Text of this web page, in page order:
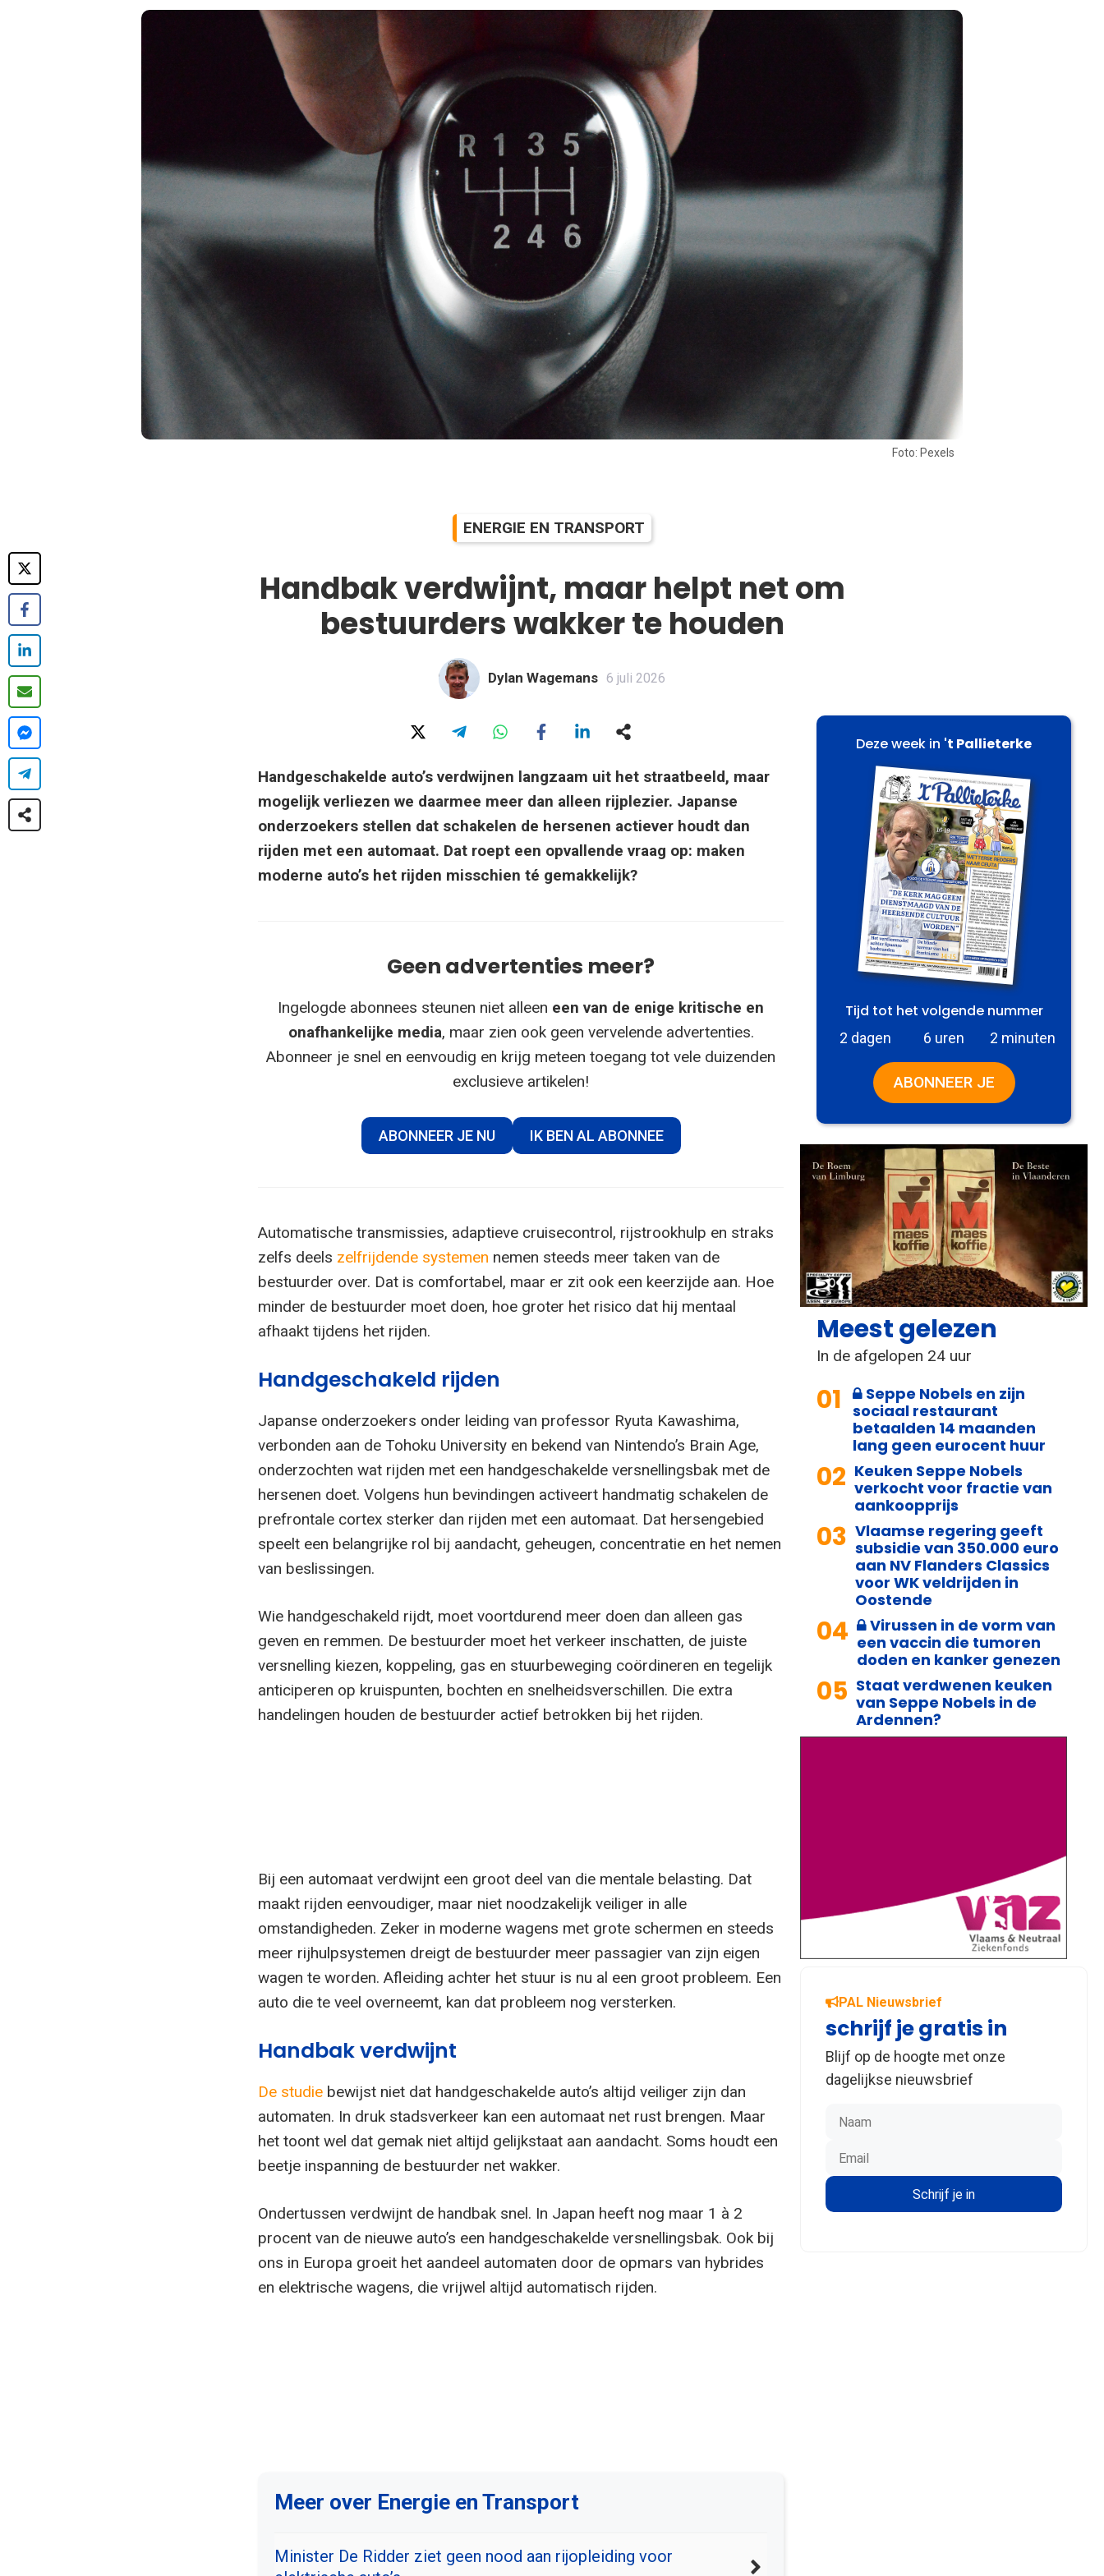
Foto: Pexels
ENERGIE EN TRANSPORT
Handbak verdwijnt, maar helpt net om
bestuurders wakker te houden
Dylan Wagemans 6 juli 2026
Handgeschakelde auto’s verdwijnen langzaam uit het straatbeeld, maar
mogelijk verliezen we daarmee meer dan alleen rijplezier. Japanse
onderzoekers stellen dat schakelen de hersenen actiever houdt dan
rijden met een automaat. Dat roept een opvallende vraag op: maken
moderne auto’s het rijden misschien té gemakkelijk?
Geen advertenties meer?
Ingelogde abonnees steunen niet alleen een van de enige kritische en
onafhankelijke media, maar zien ook geen vervelende advertenties.
Abonneer je snel en eenvoudig en krijg meteen toegang tot vele duizenden
exclusieve artikelen!
ABONNEER JE NU IK BEN AL ABONNEE
Automatische transmissies, adaptieve cruisecontrol, rijstrookhulp en straks
zelfs deels zelfrijdende systemen nemen steeds meer taken van de
bestuurder over. Dat is comfortabel, maar er zit ook een keerzijde aan. Hoe
minder de bestuurder moet doen, hoe groter het risico dat hij mentaal
afhaakt tijdens het rijden.
Handgeschakeld rijden
Japanse onderzoekers onder leiding van professor Ryuta Kawashima,
verbonden aan de Tohoku University en bekend van Nintendo’s Brain Age,
onderzochten wat rijden met een handgeschakelde versnellingsbak met de
hersenen doet. Volgens hun bevindingen activeert handmatig schakelen de
prefrontale cortex sterker dan rijden met een automaat. Dat hersengebied
speelt een belangrijke rol bij aandacht, geheugen, concentratie en het nemen
van beslissingen.
Wie handgeschakeld rijdt, moet voortdurend meer doen dan alleen gas
geven en remmen. De bestuurder moet het verkeer inschatten, de juiste
versnelling kiezen, koppeling, gas en stuurbeweging coördineren en tegelijk
anticiperen op kruispunten, bochten en snelheidsverschillen. Die extra
handelingen houden de bestuurder actief betrokken bij het rijden.
Bij een automaat verdwijnt een groot deel van die mentale belasting. Dat
maakt rijden eenvoudiger, maar niet noodzakelijk veiliger in alle
omstandigheden. Zeker in moderne wagens met grote schermen en steeds
meer rijhulpsystemen dreigt de bestuurder meer passagier van zijn eigen
wagen te worden. Afleiding achter het stuur is nu al een groot probleem. Een
auto die te veel overneemt, kan dat probleem nog versterken.
Handbak verdwijnt
De studie bewijst niet dat handgeschakelde auto’s altijd veiliger zijn dan
automaten. In druk stadsverkeer kan een automaat net rust brengen. Maar
het toont wel dat gemak niet altijd gelijkstaat aan aandacht. Soms houdt een
beetje inspanning de bestuurder net wakker.
Ondertussen verdwijnt de handbak snel. In Japan heeft nog maar 1 à 2
procent van de nieuwe auto’s een handgeschakelde versnellingsbak. Ook bij
ons in Europa groeit het aandeel automaten door de opmars van hybrides
en elektrische wagens, die vrijwel altijd automatisch rijden.
Meer over Energie en Transport
Minister De Ridder ziet geen nood aan rijopleiding voor
Deze week in 't Pallieterke
Tijd tot het volgende nummer
2 dagen 6 uren 2 minuten
ABONNEER JE
Meest gelezen
In de afgelopen 24 uur
01
Seppe Nobels en zijn
sociaal restaurant
betaalden 14 maanden
lang geen eurocent huur
02 Keuken Seppe Nobels
verkocht voor fractie van
aankoopprijs
03 Vlaamse regering geeft
subsidie van 350.000 euro
aan NV Flanders Classics
voor WK veldrijden in
Oostende
04
Virussen in de vorm van
een vaccin die tumoren
doden en kanker genezen
05 Staat verdwenen keuken
van Seppe Nobels in de
Ardennen?
PAL Nieuwsbrief
schrijf je gratis in
Blijf op de hoogte met onze
dagelijkse nieuwsbrief